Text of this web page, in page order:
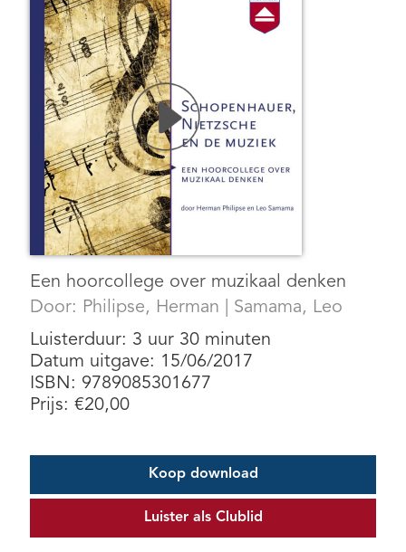
Een hoorcollege over muzikaal denken
Door: Philipse, Herman
Samama, Leo
Luisterduur: 3 uur 30 minuten
Datum uitgave: 15/06/2017
ISBN: 9789085301677
Prijs: €20,00
Koop download
Luister als Clublid